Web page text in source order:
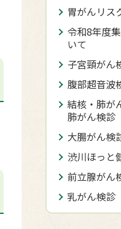
胃がんリス
令和8年度
いて
子宮頸がん
腹部超音波
結核・肺が
肺がん検診
大腸がん検
渋川ほっと
前立腺がん
乳がん検診